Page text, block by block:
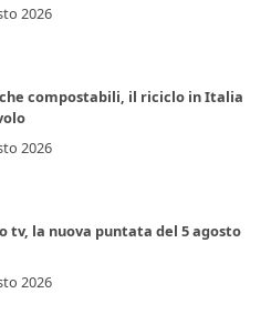
2026
compostabili, il riciclo in Italia
2026
tv, la nuova puntata del 5 agosto
2026